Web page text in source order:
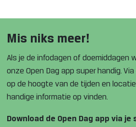
Mis niks meer!
Als je de infodagen of doemiddagen
onze Open Dag app super handig.
op de hoogte van de tijden en
handige informatie op vinden.
Download de Open Dag app via